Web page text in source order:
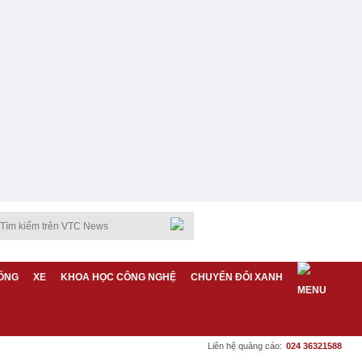
XE KHOA HỌC CÔNG NGHỆ CHUYỂN ĐỔI XANH
Liên hệ quảng cáo: 024 36321588